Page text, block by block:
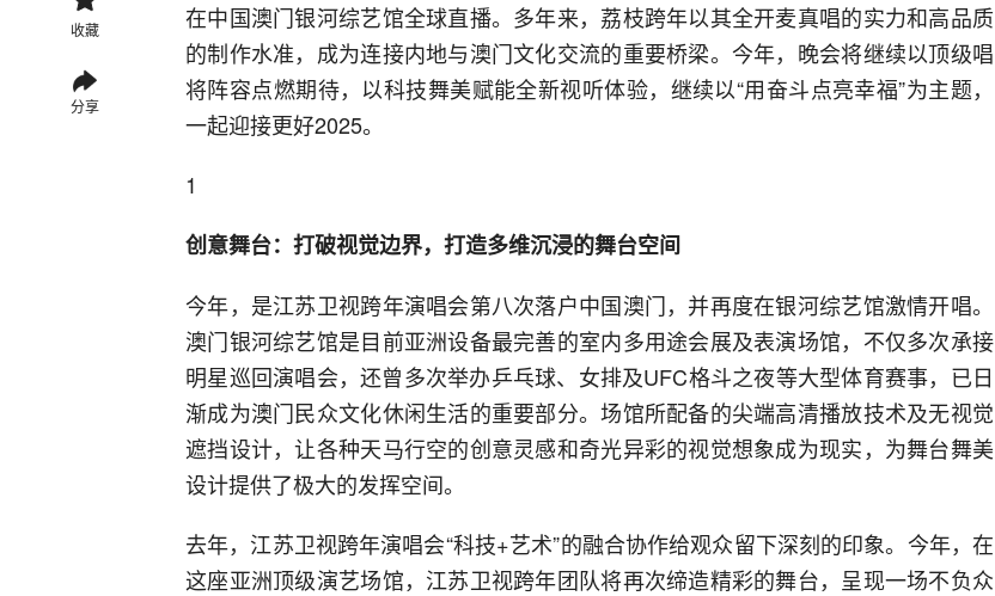
收藏
分享
在中国澳门银河综艺馆全球直播。多年来，荔枝跨年以其全开麦真唱的实力和高品质
的制作水准，成为连接内地与澳门文化交流的重要桥梁。今年，晚会将继续以顶级唱
将阵容点燃期待，以科技舞美赋能全新视听体验，继续以“用奋斗点亮幸福”为主题，
一起迎接更好2025。
1
创意舞台： 打破视觉边界，打造多维沉浸的舞台空间
今年，是江苏卫视跨年演唱会第八次落户中国澳门，并再度在银河综艺馆激情开唱。
澳门银河综艺馆是目前亚洲设备最完善的室内多用途会展及表演场馆，不仅多次承接
明星巡回演唱会，还曾多次举办乒乓球、女排及UFC格斗之夜等大型体育赛事，已日
渐成为澳门民众文化休闲生活的重要部分。场馆所配备的尖端高清播放技术及无视觉
遮挡设计，让各种天马行空的创意灵感和奇光异彩的视觉想象成为现实，为舞台舞美
设计提供了极大的发挥空间。
去年，江苏卫视跨年演唱会“科技+艺术”的融合协作给观众留下深刻的印象。今年，在
这座亚洲顶级演艺场馆，江苏卫视跨年团队将再次缔造精彩的舞台，呈现一场不负众